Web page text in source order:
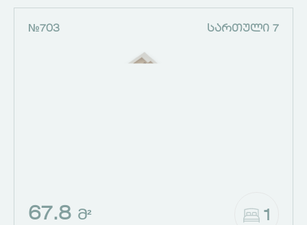
№703 ᲡᲐᲠᲗᲣᲚᲘ 7
67.8 Მ² 1